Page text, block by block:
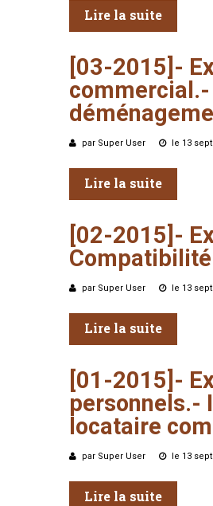
Lire la suite
[03-2015]-
commercial.-
par Super User le 13
Lire la suite
[02-2015]-
Compatibilité
par Super User le 13
Lire la suite
[01-2015]-
personnels.-
locataire
par Super User le 13
Lire la suite